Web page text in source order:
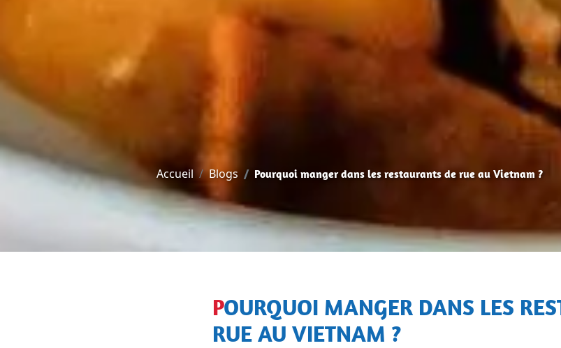
Accueil Blogs Pourquoi manger dans les restaurants de rue au Vietnam ?
POURQUOI MANGER DANS LES RESTAURANTS DE
RUE AU VIETNAM ?